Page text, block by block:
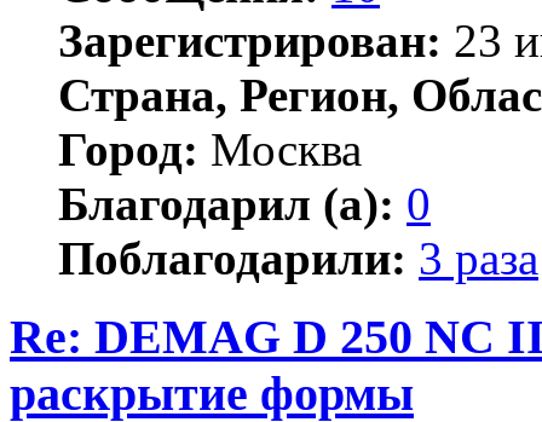
Зарегистрирован: 23
Страна, Регион,
Город: Москва
Благодарил (а): 0
Поблагодарили: 3 раза
Re: DEMAG D 250 NC
раскрытие формы